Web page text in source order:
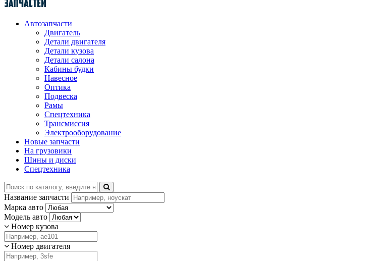
Автозапчасти
Двигатель
Детали двигателя
Детали кузова
Детали салона
Кабины будки
Навесное
Оптика
Подвеска
Рамы
Спецтехника
Трансмиссия
Электрооборудование
Новые запчасти
На грузовики
Шины и диски
Спецтехника
Название запчасти
Марка авто
Модель авто
Номер кузова
Номер двигателя